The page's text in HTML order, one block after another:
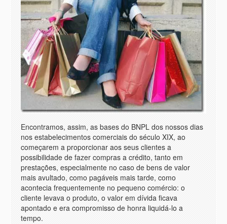
Encontramos, assim, as bases do BNPL dos nossos dias
nos estabelecimentos comerciais do século XIX, ao
começarem a proporcionar aos seus clientes a
possibilidade de fazer compras a crédito, tanto em
prestações, especialmente no caso de bens de valor
mais avultado, como pagáveis mais tarde, como
acontecia frequentemente no pequeno comércio: o
cliente levava o produto, o valor em dívida ficava
apontado e era compromisso de honra liquidá-lo a
tempo.